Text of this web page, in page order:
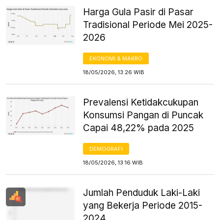
Harga Gula Pasir di Pasar
Tradisional Periode Mei 2025-
2026
EKONOMI & MAKRO
18/05/2026, 13:26 WIB
Prevalensi Ketidakcukupan
Konsumsi Pangan di Puncak
Capai 48,22% pada 2025
DEMOGRAFI
18/05/2026, 13:16 WIB
Jumlah Penduduk Laki-Laki
yang Bekerja Periode 2015-